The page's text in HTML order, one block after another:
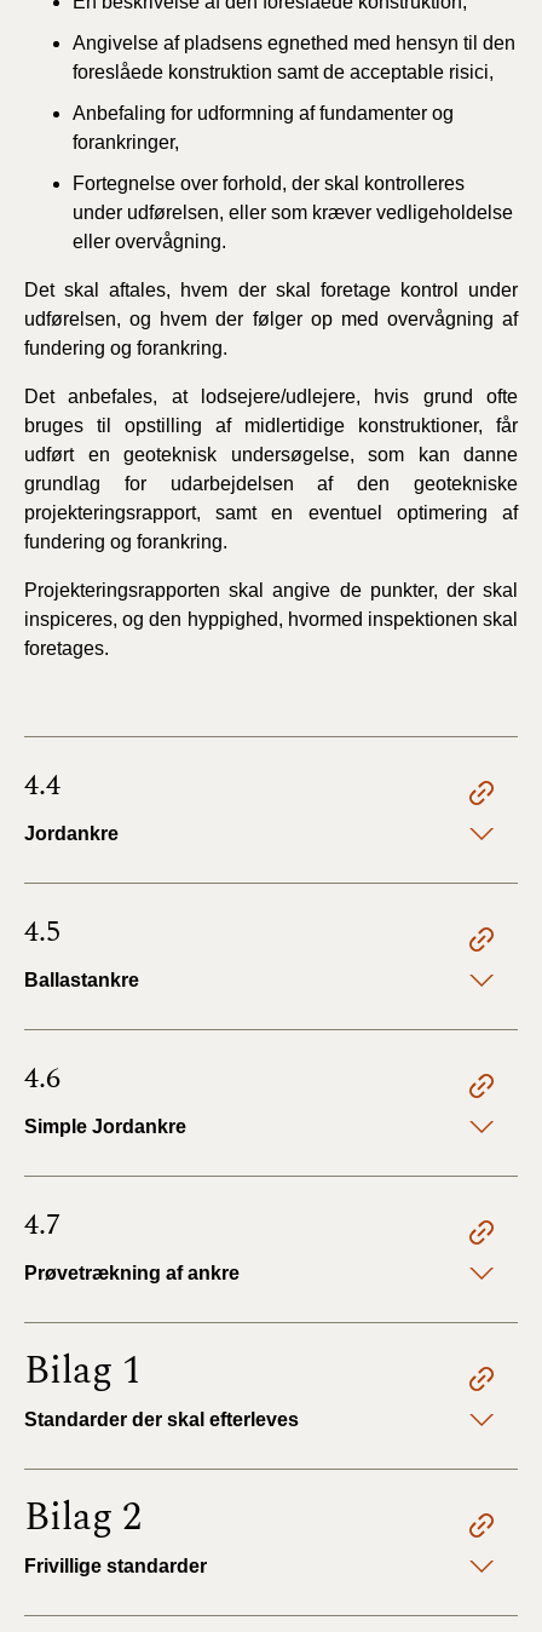
Angivelse af pladsens egnethed med hensyn til den
foreslåede konstruktion samt de acceptable risici,
Anbefaling for udformning af fundamenter og
forankringer,
Fortegnelse over forhold, der skal kontrolleres
under udførelsen, eller som kræver vedligeholdelse
eller overvågning.
Det skal aftales, hvem der skal foretage kontrol under
udførelsen, og hvem der følger op med overvågning af
fundering og forankring.
Det anbefales, at lodsejere/udlejere, hvis grund ofte
bruges til opstilling af midlertidige konstruktioner, får
udført en geoteknisk undersøgelse, som kan danne
grundlag for udarbejdelsen af den geotekniske
projekteringsrapport, samt en eventuel optimering af
fundering og forankring.
Projekteringsrapporten skal angive de punkter, der skal
inspiceres, og den hyppighed, hvormed inspektionen skal
foretages.
4.4
Jordankre
4.5
Ballastankre
4.6
Simple Jordankre
4.7
Prøvetrækning af ankre
Bilag 1
Standarder der skal efterleves
Bilag 2
Frivillige standarder